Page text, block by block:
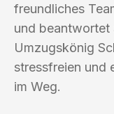
freundliches
und beantwortet
Umzugskönig
stressfreien und
im Weg.